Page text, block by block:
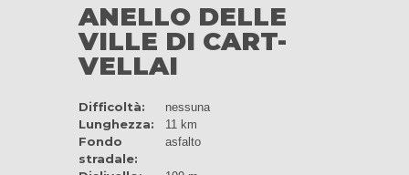
ANELLO DELLE
VILLE DI CART-
VELLAI
Difficoltà: nessuna
Lunghezza: 11 km
Fondo
stradale:
asfalto